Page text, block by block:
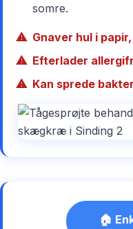
somre.
Gnaver hul i
Efterlader
Kan sprede
🏠